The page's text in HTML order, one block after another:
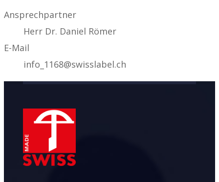
Ansprechpartner
Herr Dr. Daniel Römer
E-Mail
info_1168@swisslabel.ch